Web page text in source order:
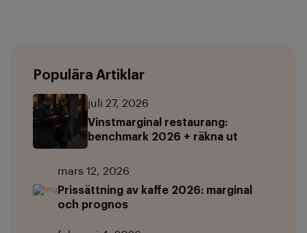
Populära Artiklar
juli 27, 2026
Vinstmarginal restaurang:
benchmark 2026 + räkna ut
mars 12, 2026
Prissättning av kaffe 2026: marginal
och prognos